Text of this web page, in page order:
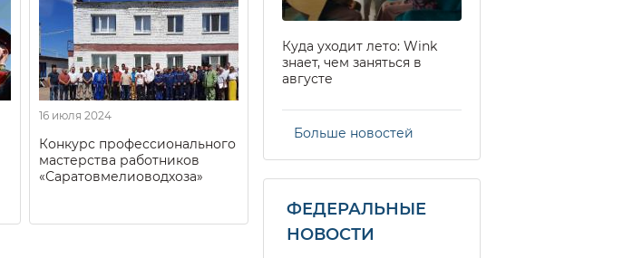
16 июля 2024
Конкурс профессионального
мастерства работников
«Саратовмелиоводхоза»
Куда уходит лето: Wink
знает, чем заняться в
августе
Больше новостей
ФЕДЕРАЛЬНЫЕ
НОВОСТИ